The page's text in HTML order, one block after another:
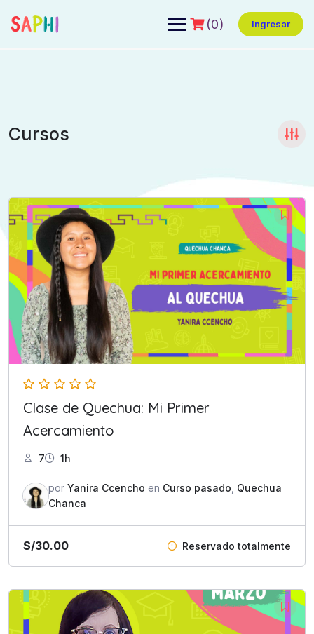
(0) Ingresar
Cursos
Clase de Quechua: Mi Primer
Acercamiento
7 1h
por Yanira Ccencho en Curso pasado Quechua
Chanca
S/30.00 Reservado totalmente